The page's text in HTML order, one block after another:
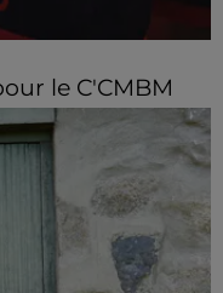
le C'CMBM